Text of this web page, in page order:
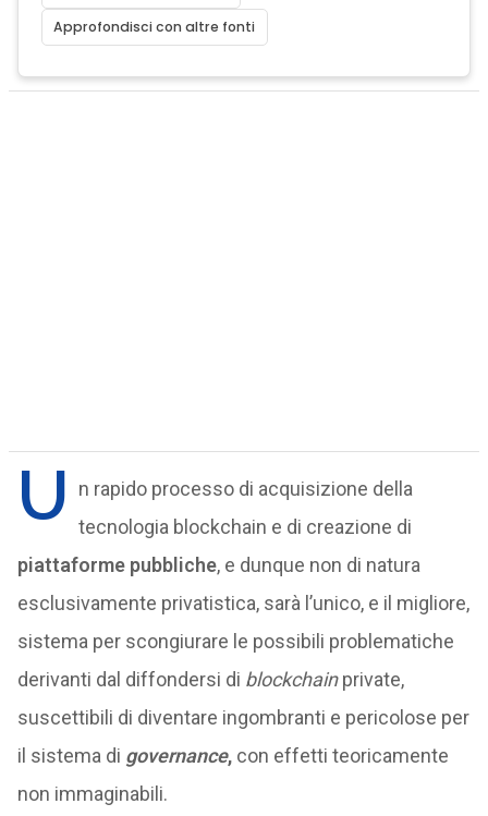
Approfondisci con altre fonti
U
n rapido processo di acquisizione della
tecnologia blockchain e di creazione di
piattaforme pubbliche, e dunque non di natura
esclusivamente privatistica, sarà l’unico, e il migliore,
sistema per scongiurare le possibili problematiche
derivanti dal diffondersi di blockchainprivate,
suscettibili di diventare ingombranti e pericolose per
il sistema di governance,con effetti teoricamente
non immaginabili.